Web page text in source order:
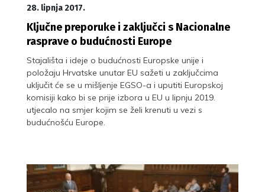
28. lipnja 2017.
Ključne preporuke i zaključci s Nacionalne
rasprave o budućnosti Europe
Stajališta i ideje o budućnosti Europske unije i
položaju Hrvatske unutar EU sažeti u zaključcima
uključit će se u mišljenje EGSO-a i uputiti Europskoj
komisiji kako bi se prije izbora u EU u lipnju 2019.
utjecalo na smjer kojim se želi krenuti u vezi s
budućnošću Europe.